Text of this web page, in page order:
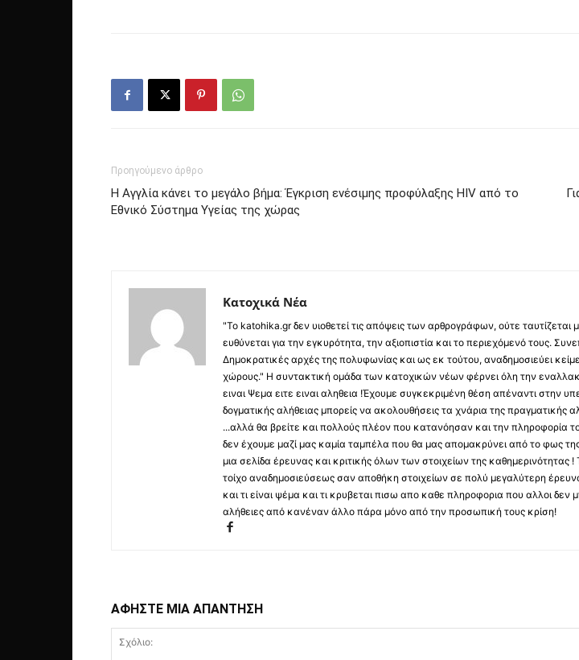
Προηγούμενο άρθρο
Η Αγγλία κάνει το μεγάλο βήμα: Έγκριση ενέσιμης προφύλαξης HIV από το
Εθνικό Σύστημα Υγείας της χώρας
Κατοχικά Νέα
"Το katohika.gr δεν υιοθετεί τις απόψεις των αρθρογράφων, ούτε
ευθύνεται για την εγκυρότητα, την αξιοπιστία και το περιεχόμενό τους.
Δημοκρατικές αρχές της πολυφωνίας και ως εκ τούτου, αναδημοσιεύει
χώρους." Η συντακτική ομάδα των κατοχικών νέων φέρνει όλη την
ειναι Ψεμα ειτε ειναι αληθεια !Έχουμε συγκεκριμένη θέση απέναντι στην
δογματικής αλήθειας μπορείς να ακολουθήσεις τα χνάρια της πραγματικής
...αλλά θα βρείτε και πολλούς πλέον που κατανόησαν και την πληροφορία
δεν έχουμε μαζί μας καμία ταμπέλα που θα μας απομακρύνει από το φως
μια σελίδα έρευνας και κριτικής όλων των στοιχείων της
τοίχο αναδημοσιεύσεως σαν αποθήκη στοιχείων σε πολύ μεγαλύτερη
και τι είναι ψέμα και τι κρυβεται πισω απο καθε πληροφορια που αλλοι
αλήθειες από κανέναν άλλο πάρα μόνο από την προσωπική τους κρίση!
ΑΦΗΣΤΕ ΜΙΑ ΑΠΑΝΤΗΣΗ